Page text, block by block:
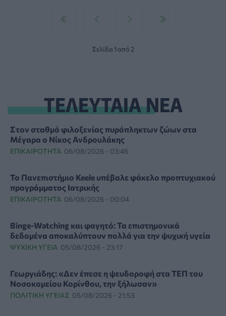
Σελίδα 1 από 2
ΤΕΛΕΥΤΑΙΑ ΝΕΑ
Στον σταθμό φιλοξενίας πυρόπληκτων ζώων στα
Μέγαρα ο Νίκος Ανδρουλάκης
ΕΠΙΚΑΙΡΌΤΗΤΑ 06/08/2026 - 03:46
Το Πανεπιστήμιο Keele υπέβαλε φάκελο προπτυχιακού
προγράμματος Ιατρικής
ΕΠΙΚΑΙΡΌΤΗΤΑ 06/08/2026 - 00:04
Binge-Watching και φαγητό: Τα επιστημονικά
δεδομένα αποκαλύπτουν πολλά για την ψυχική υγεία
ΨΥΧΙΚΉ ΥΓΕΊΑ 05/08/2026 - 23:17
Γεωργιάδης: «Δεν έπεσε η ψευδοροφή στα ΤΕΠ του
Νοσοκομείου Κορίνθου, την ξήλωσαν»
ΠΟΛΙΤΙΚΉ ΥΓΕΊΑΣ 05/08/2026 - 21:53